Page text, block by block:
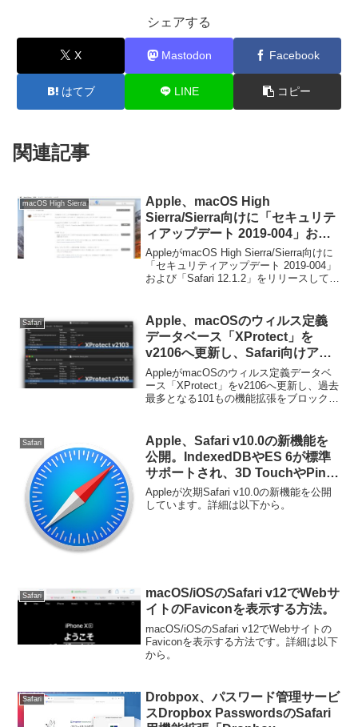
シェアする
X Mastodon Facebook
はてブ LINE コピー
関連記事
macOS High Sierra
Apple、macOS High
Sierra/Sierra向けに「セキュリテ
ィアップデート 2019-004」およ
び「Safari 12.1.2」をリリース。
AppleがmacOS High Sierra/Sierra向けに
「セキュリティアップデート 2019-004」
および「Safari 12.1.2」をリリースしてい
Safari
Apple、macOSのウィルス定義
データベース「XProtect」を
v2106へ更新し、Safari向けアド
ウェアなど一度に101もの機能拡
張をブロック。
AppleがmacOSのウィルス定義データベ
ース「XProtect」をv2106へ更新し、過去
最多となる101もの機能拡張をブロックし
Safari
Apple、Safari v10.0の新機能を
公開。IndexedDBやES 6が標準
サポートされ、3D TouchやPinP
機能などが利用可能に。
Appleが次期Safari v10.0の新機能を公開
しています。詳細は以下から。
Safari
macOS/iOSのSafari v12でWebサ
イトのFaviconを表示する方法。
macOS/iOSのSafari v12でWebサイトの
Faviconを表示する方法です。詳細は以下
から。
Safari
Drobpox、パスワード管理サービ
スDropbox PasswordsのSafari